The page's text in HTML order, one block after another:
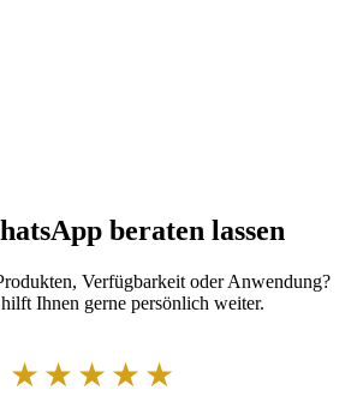
beraten lassen
Verfügbarkeit oder Anwendung?
Ihnen gerne persönlich weiter.
★★★★★